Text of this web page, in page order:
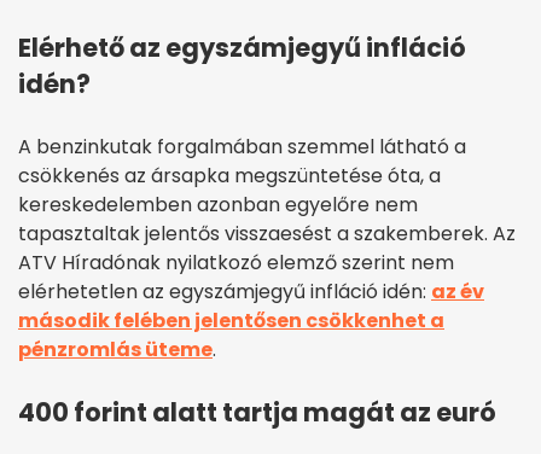
Elérhető az egyszámjegyű infláció
idén?
A benzinkutak forgalmában szemmel látható a
csökkenés az ársapka megszüntetése óta, a
kereskedelemben azonban egyelőre nem
tapasztaltak jelentős visszaesést a szakemberek. Az
ATV Híradónak nyilatkozó elemző szerint nem
elérhetetlen az egyszámjegyű infláció idén: az év
második felében jelentősen csökkenhet a
pénzromlás üteme.
400 forint alatt tartja magát az euró